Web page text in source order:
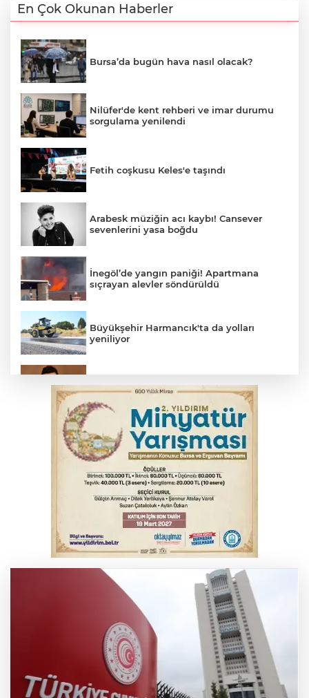
En Çok Okunan Haberler
Bursa’da bugün hava nasıl olacak?
Nilüfer'de kent rehberi ve imar durumu
sorgulama yenilendi
Fetih coşkusu Keles'e taşındı
Arabesk müziğin acı kaybı! Cansever
sevenlerini yasa boğdu
İnegöl’de yangın paniği! Apartmana
sıçrayan alevler söndürüldü
Büyükşehir Harmancık'ta da yolları
yeniliyor
kaybetti
İş makinesinin camına kafasını çarpan
operatör yaralandı
Babasını ziyarete giderken kazada
hayatını kaybetti
İnegöl'de orman yangını; Havadan ve
karadan müdahale başlatıldı